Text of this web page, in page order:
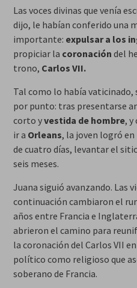
Las voces divinas que venía
dijo, le habían conferido una
importante: expulsar a los
propiciar la coronación del
trono, Carlos VII.
Tal como lo había
por punto: tras presentarse
corto yvestida de hombre, y
ir a Orleans, la joven logró en
de cuatro días, levantar el
seis meses.
Juana siguió avanzando. Las
continuación cambiaron el
años entre Francia e
abrieron el camino para
la coronación del Carlos VII
político como religioso que
soberano de Francia.